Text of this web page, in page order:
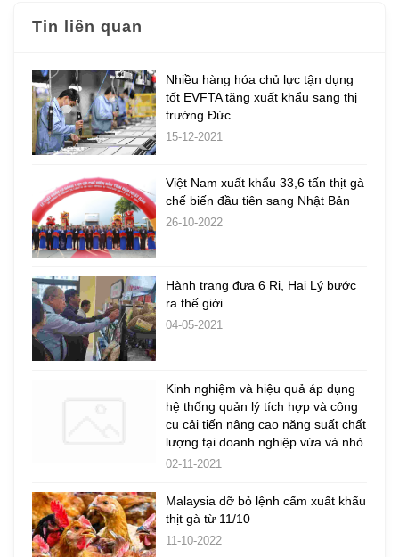
Tin liên quan
Nhiều hàng hóa chủ lực tận dụng
tốt EVFTA tăng xuất khẩu sang thị
trường Đức
15-12-2021
Việt Nam xuất khẩu 33,6 tấn thịt gà
chế biến đầu tiên sang Nhật Bản
26-10-2022
Hành trang đưa 6 Ri, Hai Lý bước
ra thế giới
04-05-2021
Kinh nghiệm và hiệu quả áp dụng
hệ thống quản lý tích hợp và công
cụ cải tiến nâng cao năng suất chất
lượng tại doanh nghiệp vừa và nhỏ
02-11-2021
Malaysia dỡ bỏ lệnh cấm xuất khẩu
thịt gà từ 11/10
11-10-2022